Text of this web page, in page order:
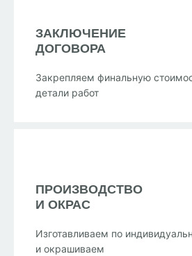
ЗАКЛЮЧЕНИЕ
ДОГОВОРА
Закрепляем финальную
детали работ
ПРОИЗВОДСТВО
И ОКРАС
Изготавливаем по
и окрашиваем